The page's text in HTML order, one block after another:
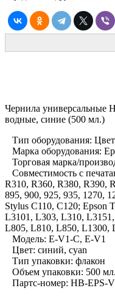
Чернила универсальные
водные, синие (500 мл.)
Тип оборудования:
Марка оборудования:
Торговая марка/
Совместимость с
R310, R360, R380, R390,
895, 900, 925, 935, 1270,
Stylus C110, C120; Epson
L3101, L303, L310,
L805, L810, L850, L1300,
Модель: E-V1-C, E-V1
Цвет: синий, cyan
Тип упаковки: флакон
Объем упаковки: 500 мл.
Партс-номер: HB-EPS-